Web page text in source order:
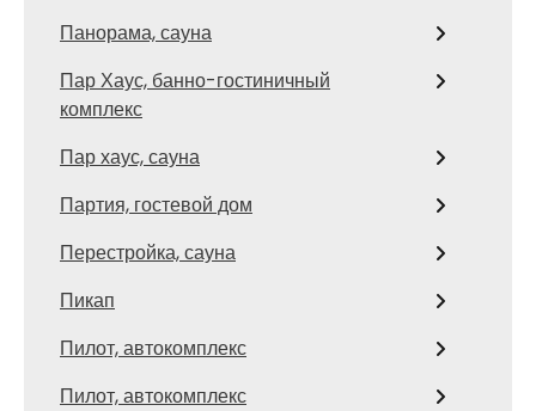
Панорама, сауна
Пар Хаус, банно-гостиничный
комплекс
Пар хаус, сауна
Партия, гостевой дом
Перестройка, сауна
Пикап
Пилот, автокомплекс
Пилот, автокомплекс